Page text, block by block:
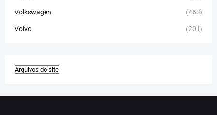
Volkswagen (463)
Volvo (201)